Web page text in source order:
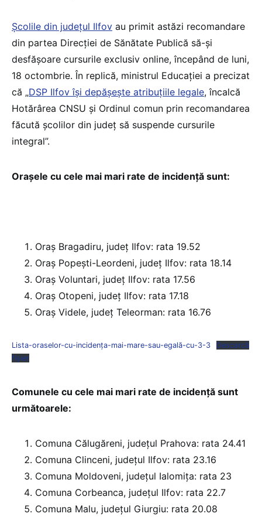
Școlile din județul Ilfov au primit astăzi recomandare
din partea Direcției de Sănătate Publică să-și
desfășoare cursurile exclusiv online, începând de luni,
18 octombrie. În replică, ministrul Educației a precizat
că „DSP Ilfov își depășește atribuțiile legale, încalcă
Hotărârea CNSU și Ordinul comun prin recomandarea
făcută școlilor din județ să suspende cursurile
integral”.
Orașele cu cele mai mari rate de incidență sunt:
Oraș Bragadiru, județ Ilfov: rata 19.52
Oraș Popești-Leordeni, județ Ilfov: rata 18.14
Oraș Voluntari, județ Ilfov: rata 17.56
Oraș Otopeni, județ Ilfov: rata 17.18
Oraș Videle, județ Teleorman: rata 16.76
Lista-oraselor-cu-incidența-mai-mare-sau-egală-cu-3-3
Descarcă
fișier
Comunele cu cele mai mari rate de incidență sunt
următoarele:
Comuna Călugăreni, județul Prahova: rata 24.41
Comuna Clinceni, județul Ilfov: rata 23.16
Comuna Moldoveni, județul Ialomița: rata 23
Comuna Corbeanca, județul Ilfov: rata 22.7
Comuna Malu, județul Giurgiu: rata 20.08